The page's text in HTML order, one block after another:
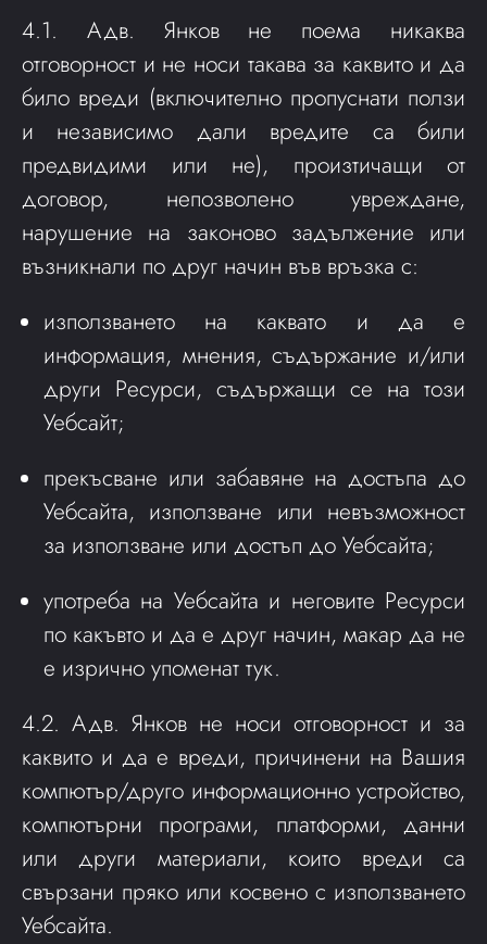
4.1. Адв. Янков не поема никаква
отговорност и не носи такава за каквито и да
било вреди (включително пропуснати ползи
и независимо дали вредите са били
предвидими или не), произтичащи от
договор, непозволено увреждане,
нарушение на законово задължение или
възникнали по друг начин във връзка с:
използването на каквато и да е
информация, мнения, съдържание и/или
други Ресурси, съдържащи се на този
Уебсайт;
прекъсване или забавяне на достъпа до
Уебсайта, използване или невъзможност
за използване или достъп до Уебсайта;
употреба на Уебсайта и неговите Ресурси
по какъвто и да е друг начин, макар да не
е изрично упоменат тук.
4.2. Адв. Янков не носи отговорност и за
каквито и да е вреди, причинени на Вашия
компютър/друго информационно устройство,
компютърни програми, платформи, данни
или други материали, които вреди са
свързани пряко или косвено с използването
Уебсайта.